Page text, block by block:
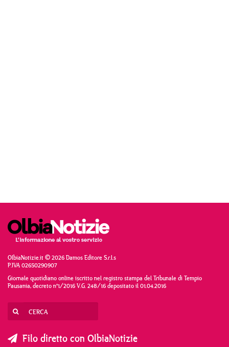
OlbiaNotizie.it © 2026 Damos Editore S.r.l.s
P.IVA 02650290907
Giornale quotidiano online iscritto nel registro stampa del Tribunale di Tempio
Pausania, decreto n°1/2016 V.G. 248/16 depositato il 01.04.2016
Filo diretto con OlbiaNotizie